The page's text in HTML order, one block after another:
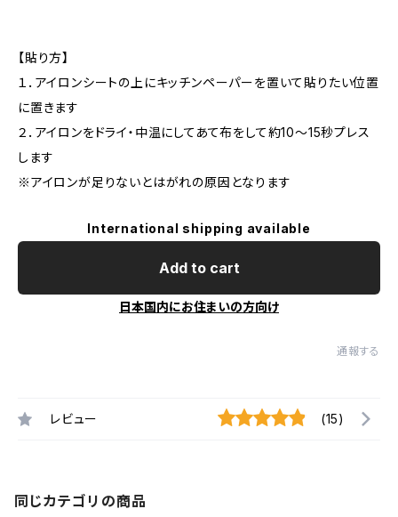
【貼り方】
１．アイロンシートの上にキッチンペーパーを置いて貼りたい位置
に置きます
２．アイロンをドライ・中温にしてあて布をして約10〜15秒プレス
します
※アイロンが足りないとはがれの原因となります
International shipping available
Add to cart
日本国内にお住まいの方向け
通報する
レビュー (15)
同じカテゴリの商品